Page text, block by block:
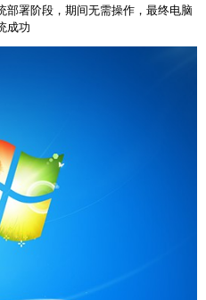
署阶段，期间无需操作，最终电脑
成功